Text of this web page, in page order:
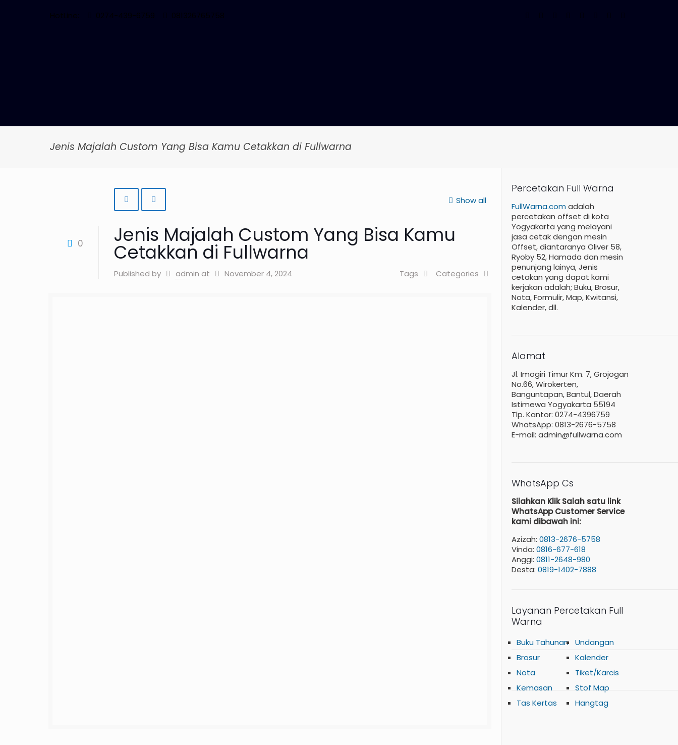
HotLine: 0274-439-6759 081326765758
Jenis Majalah Custom Yang Bisa Kamu Cetakkan di Fullwarna
Show all
0 Jenis Majalah Custom Yang Bisa Kamu
Cetakkan di Fullwarna
Published by admin at November 4, 2024 Categories
Tags
Percetakan Full Warna
FullWarna.comadalah
percetakan offset di kota
Yogyakarta yang melayani
jasa cetak dengan mesin
Offset, diantaranya Oliver 58,
Ryoby 52, Hamada dan mesin
penunjang lainya, Jenis
cetakan yang dapat kami
kerjakan adalah; Buku, Brosur,
Nota, Formulir, Map, Kwitansi,
Kalender, dll.
Alamat
Jl. Imogiri Timur Km. 7, Grojogan
No.66, Wirokerten,
Banguntapan, Bantul, Daerah
Istimewa Yogyakarta 55194
Tlp. Kantor: 0274-4396759
WhatsApp: 0813-2676-5758
E-mail: admin@fullwarna.com
WhatsApp Cs
Silahkan Klik Salah satu link
WhatsApp Customer Service
kami dibawah ini:
Azizah:0813-2676-5758
Vinda:0816-677-618
Anggi:0811-2648-980
Desta:0819-1402-7888
Layanan Percetakan Full
Warna
Buku Tahunan
Brosur
Nota
Kemasan
Tas Kertas
Undangan
Kalender
Tiket/Karcis
Stof Map
Hangtag